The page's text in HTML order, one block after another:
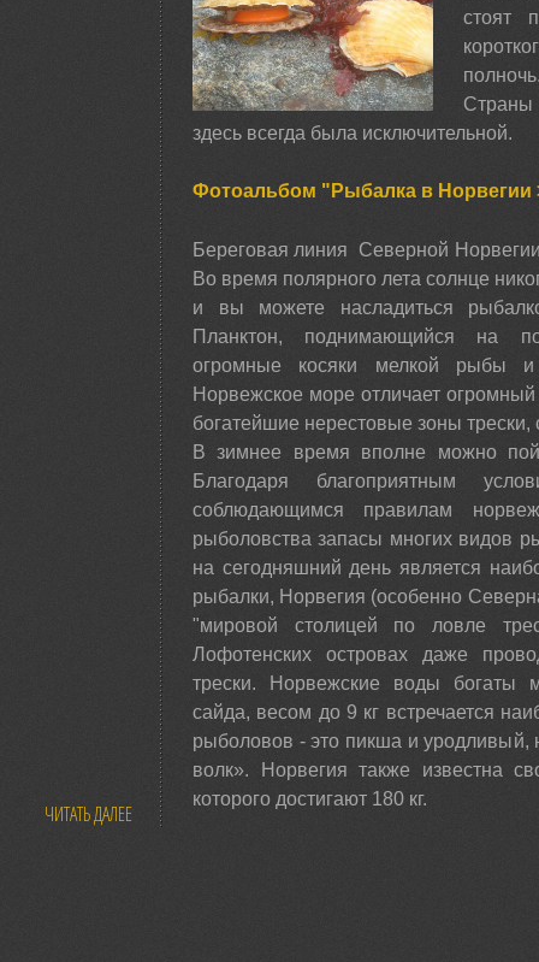
стоят
здесь всегда была исключительной.
Фотоальбом "Рыбалка в Норвегии
Береговая линия Северной
Во время полярного лета солнце
и вы можете насладиться
Планктон, поднимающийся на
огромные косяки мелкой рыбы
Норвежское море отличает
богатейшие нерестовые зоны
В зимнее время вполне можно
Благодаря благоприятным
соблюдающимся правилам
рыболовства запасы многих видов
на сегодняшний день является
рыбалки, Норвегия (особенно
"мировой столицей по ловле
Лофотенских островах даже
трески. Норвежские воды богаты
сайда, весом до 9 кг встречается
рыболовов - это пикша и уродливый,
волк». Норвегия также известна
которого достигают 180 кг.
ЧИТАТЬ ДАЛЕЕ